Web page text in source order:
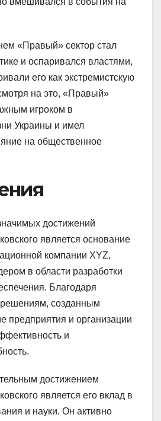
«Правый» сектор стал
и оспаривался властями,
его как экстремистскую
на это, «Правый»
игроком в
Украины и имел
на общественное
достижений
является основание
компании XYZ,
в области разработки
Благодаря
решениям, созданным
предприятия и организации
и
достижением
является его вклад в
и науки. Он активно